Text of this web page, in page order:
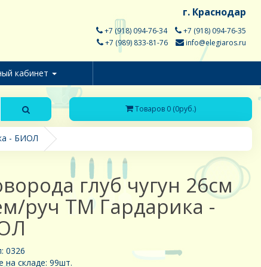
г. Краснодар
+7 (918) 094-76-34
+7 (918) 094-76-35
+7 (989) 833-81-76
info@elegiaros.ru
кабинет
Товаров 0 (0руб.)
- БИОЛ
глуб чугун 26см
руч ТМ Гардарика -
0326
на складе: 99шт.